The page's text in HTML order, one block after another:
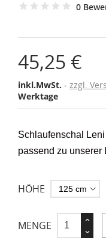
0
45,25 €
inkl.MwSt. zzgl.
Werktage
Schlaufenschal
passend zu unserer
HÖHE
MENGE